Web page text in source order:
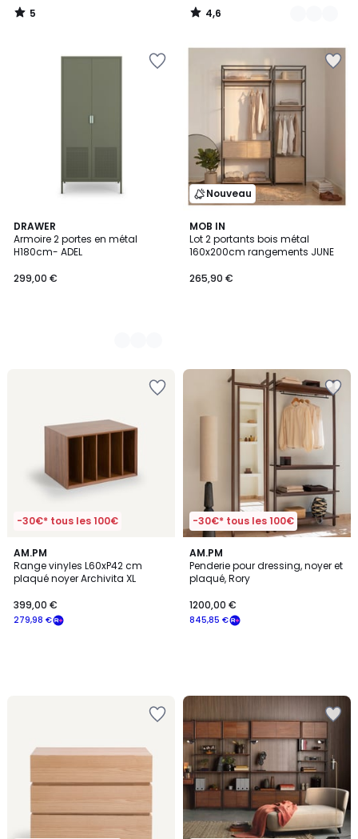
5
/
4,6
/
DRAWER
Armoire 2 portes en métal
H180cm- ADEL
299,00 €
3
Couleurs
Nouveau
MOB IN
Lot 2 portants bois métal
160x200cm rangements JUNE
265,90 €
-30€* tous les 100€
AM.PM
Range vinyles L60xP42 cm
plaqué noyer Archivita XL
279,98 €
399,00 €
-30€* tous les 100€
AM.PM
Penderie pour dressing, noyer et
plaqué, Rory
845,85 €
1200,00 €